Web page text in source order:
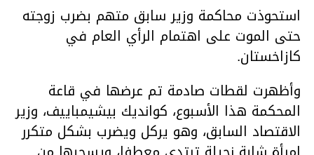
استحوذت محاكمة وزير سابق متهم بضرب زوجته
حتى الموت على اهتمام الرأي العام في
كازاخستان.
وأظهرت لقطات صادمة تم عرضها في قاعة
المحكمة هذا الأسبوع، كوانديك بيشيمباييف، وزير
الاقتصاد السابق، وهو يركل ويضرب بشكل متكرر